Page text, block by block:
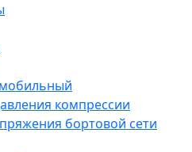
компрессии
бортовой сети